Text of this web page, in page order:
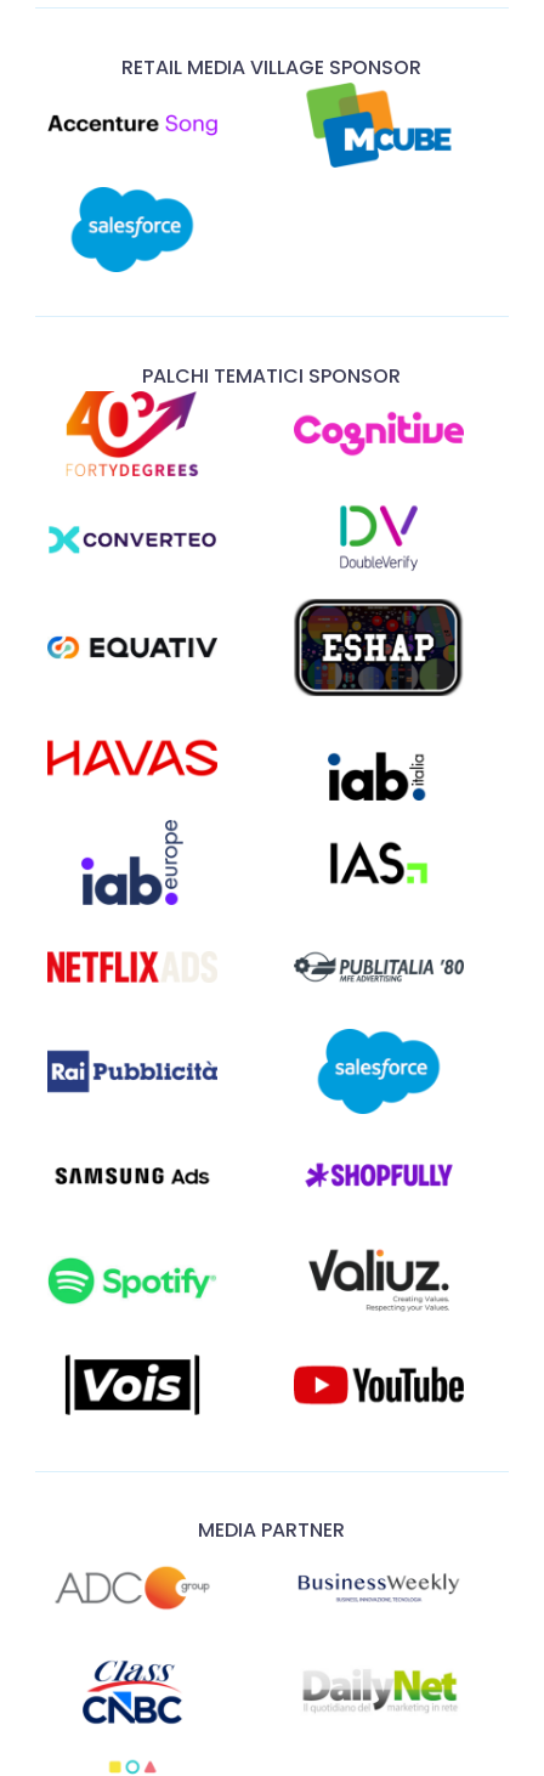
RETAIL MEDIA VILLAGE SPONSOR
PALCHI TEMATICI SPONSOR
MEDIA PARTNER